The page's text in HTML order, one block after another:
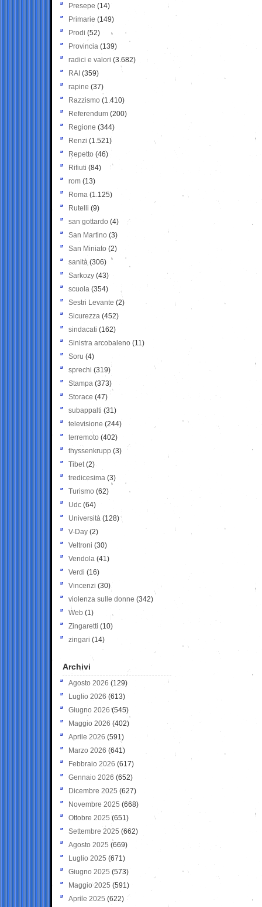
Presepe (14)
Primarie (149)
Prodi (52)
Provincia (139)
radici e valori (3.682)
RAI (359)
rapine (37)
Razzismo (1.410)
Referendum (200)
Regione (344)
Renzi (1.521)
Repetto (46)
Rifiuti (84)
rom (13)
Roma (1.125)
Rutelli (9)
san gottardo (4)
San Martino (3)
San Miniato (2)
sanità (306)
Sarkozy (43)
scuola (354)
Sestri Levante (2)
Sicurezza (452)
sindacati (162)
Sinistra arcobaleno (11)
Soru (4)
sprechi (319)
Stampa (373)
Storace (47)
subappalti (31)
televisione(244)
terremoto (402)
thyssenkrupp (3)
Tibet(2)
tredicesima (3)
Turismo (62)
Udc (64)
Università (128)
V-Day (2)
Veltroni (30)
Vendola (41)
Verdi (16)
Vincenzi (30)
violenza sulle donne (342)
Web (1)
Zingaretti (10)
zingari (14)
Archivi
Agosto 2026 (129)
Luglio 2026 (613)
Giugno 2026 (545)
Maggio 2026 (402)
Aprile 2026 (591)
Marzo 2026 (641)
Febbraio 2026 (617)
Gennaio 2026 (652)
Dicembre 2025 (627)
Novembre 2025 (668)
Ottobre 2025 (651)
Settembre 2025 (662)
Agosto 2025 (669)
Luglio 2025 (671)
Giugno 2025 (573)
Maggio 2025 (591)
Aprile 2025 (622)